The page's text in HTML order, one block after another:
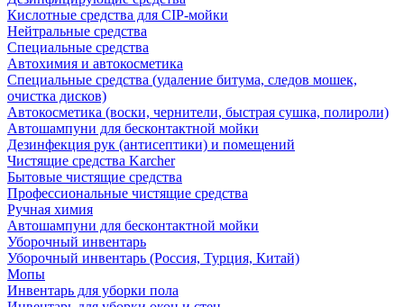
Кислотные средства для CIP-мойки
Нейтральные средства
Специальные средства
Автохимия и автокосметика
Специальные средства (удаление битума, следов мошек,
очистка дисков)
Автокосметика (воски, чернители, быстрая сушка, полироли)
Автошампуни для бесконтактной мойки
Дезинфекция рук (антисептики) и помещений
Чистящие средства Karcher
Бытовые чистящие средства
Профессиональные чистящие средства
Ручная химия
Автошампуни для бесконтактной мойки
Уборочный инвентарь
Уборочный инвентарь (Россия, Турция, Китай)
Мопы
Инвентарь для уборки пола